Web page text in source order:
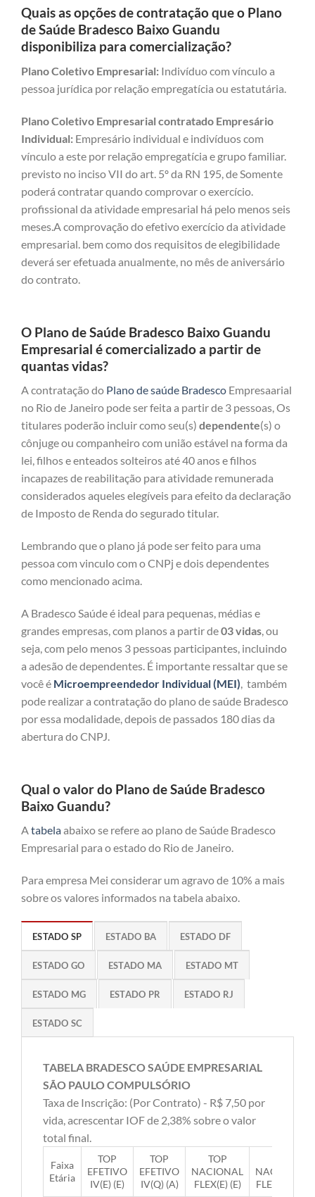
Quais as opções de contratação que o Plano
de Saúde Bradesco Baixo Guandu
disponibiliza para comercialização?
Plano Coletivo Empresarial: Indivíduo com vínculo a
pessoa jurídica por relação empregatícia ou estatutária.
Plano Coletivo Empresarial contratado Empresário
Individual: Empresário individual e indivíduos com
vínculo a este por relação empregatícia e grupo familiar.
previsto no inciso VII do art. 5º da RN 195, de Somente
poderá contratar quando comprovar o exercício.
profissional da atividade empresarial há pelo menos seis
meses.A comprovação do efetivo exercício da atividade
empresarial. bem como dos requisitos de elegibilidade
deverá ser efetuada anualmente, no mês de aniversário
do contrato.
O Plano de Saúde Bradesco Baixo Guandu
Empresarial é comercializado a partir de
quantas vidas?
A contratação do Plano de saúde Bradesco Empresaarial
no Rio de Janeiro pode ser feita a partir de 3 pessoas, Os
titulares poderão incluir como seu(s) dependente(s) o
cônjuge ou companheiro com união estável na forma da
lei, filhos e enteados solteiros até 40 anos e filhos
incapazes de reabilitação para atividade remunerada
considerados aqueles elegíveis para efeito da declaração
de Imposto de Renda do segurado titular.
Lembrando que o plano já pode ser feito para uma
pessoa com vinculo com o CNPj e dois dependentes
como mencionado acima.
A Bradesco Saúde é ideal para pequenas, médias e
grandes empresas, com planos a partir de03 vidas, ou
seja, com pelo menos 3 pessoas participantes, incluindo
a adesão de dependentes. É importante ressaltar que se
você é Microempreendedor Individual (MEI), também
pode realizar a contratação do plano de saúde Bradesco
por essa modalidade, depois de passados 180 dias da
abertura do CNPJ.
Qual o valor do Plano de Saúde Bradesco
Baixo Guandu?
Atabelaabaixo se refere ao plano de Saúde Bradesco
Empresarial para o estado do Rio de Janeiro.
Para empresa Mei considerar um agravo de 10% a mais
sobre os valores informados na tabela abaixo.
ESTADO SP ESTADO BA ESTADO DF
ESTADO GO ESTADO MA ESTADO MT
ESTADO MG ESTADO PR ESTADO RJ
ESTADO SC
TABELA BRADESCO SAÚDE EMPRESARIAL
SÃO PAULO COMPULSÓRIO
Taxa de Inscrição: (Por Contrato) - R$ 7,50 por
vida, acrescentar IOF de 2,38% sobre o valor
total final.
Faixa
Etária
TOP
EFETIVO
IV(E) (E)
TOP
EFETIVO
IV(Q) (A)
TOP
NACIONAL
FLEX(E) (E)
NACIONAL
FLEX(Q) (A)